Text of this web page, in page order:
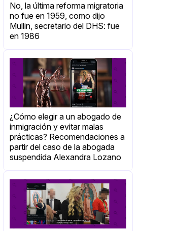
No, la última reforma migratoria
no fue en 1959, como dijo
Mullin, secretario del DHS: fue
en 1986
¿Cómo elegir a un abogado de
inmigración y evitar malas
prácticas? Recomendaciones a
partir del caso de la abogada
suspendida Alexandra Lozano